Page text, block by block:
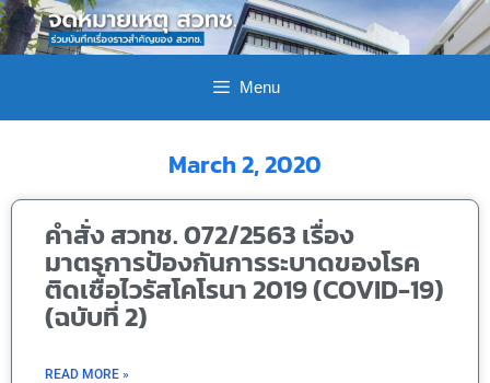
Menu
March 2, 2020
คำสั่ง สวทช. 072/2563 เรื่อง
มาตรการป้องกันการระบาดของโรค
ติดเชื้อไวรัสโคโรนา 2019 (COVID-19)
(ฉบับที่ 2)
READ MORE »